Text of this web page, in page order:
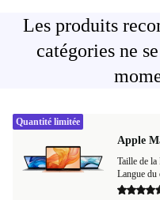
Les produits
catégories ne
Apple
Taille de
Langue du
Quantité limitée